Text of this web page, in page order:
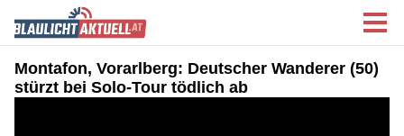
Montafon, Vorarlberg: Deutscher Wanderer (50)
stürzt bei Solo-Tour tödlich ab